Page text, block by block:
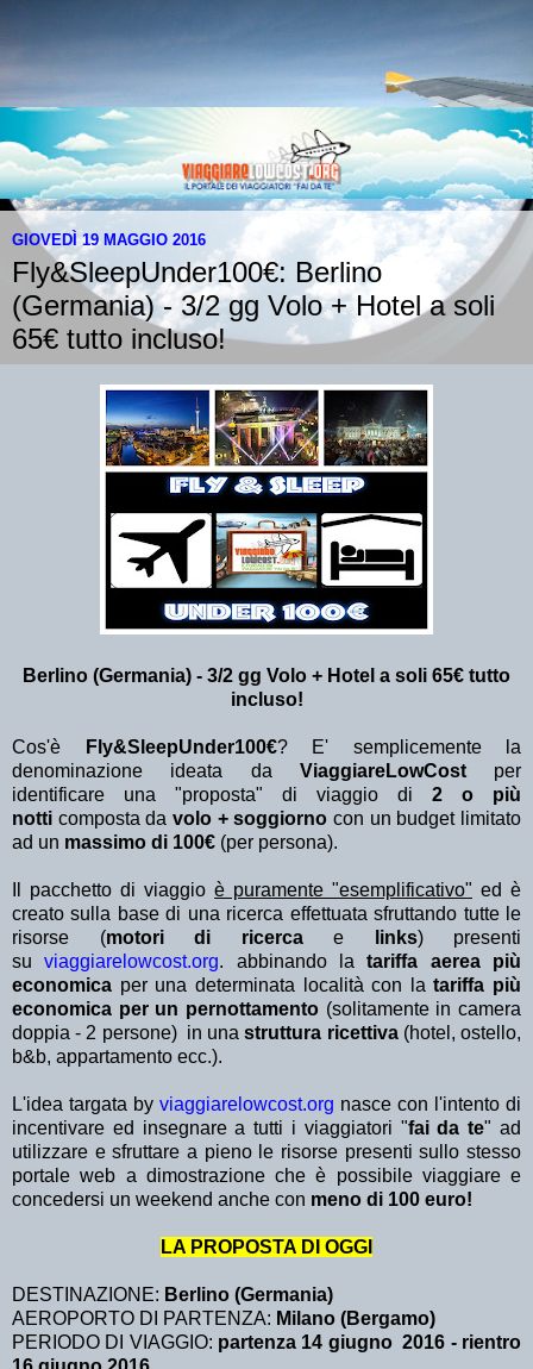
GIOVEDÌ 19 MAGGIO 2016
Fly&SleepUnder100€: Berlino
(Germania) - 3/2 gg Volo + Hotel a soli
65€ tutto incluso!
Berlino (Germania) - 3/2 gg Volo + Hotel a soli 65€ tutto
incluso!
Cos'è Fly&SleepUnder100€? E' semplicemente la
denominazione ideata da ViaggiareLowCostper
identificare una "proposta" di viaggio di 2 o più
notti composta davolo + soggiorno con un budget limitato
ad un massimo di 100€ (per persona).
Il pacchetto di viaggio è puramente "esemplificativo" ed è
creato sulla base di una ricerca effettuata sfruttando tutte le
risorse (motori di ricerca e links) presenti
suviaggiarelowcost.org. abbinando la tariffa aerea più
economica per una determinata località con latariffa più
economica per un pernottamento (solitamente in camera
doppia - 2 persone) in unastruttura ricettiva(hotel, ostello,
b&b, appartamento ecc.).
L'idea targata by viaggiarelowcost.org nasce con l'intento di
incentivare ed insegnare a tutti i viaggiatori "fai da te" ad
utilizzare e sfruttare a pieno le risorse presenti sullo stesso
portale web a dimostrazione che è possibile viaggiare e
concedersi un weekend anche con meno di 100 euro!
LA PROPOSTA DI OGGI
DESTINAZIONE: Berlino (Germania)
AEROPORTO DI PARTENZA: Milano (Bergamo)
PERIODO DI VIAGGIO: partenza 14 giugno 2016 - rientro